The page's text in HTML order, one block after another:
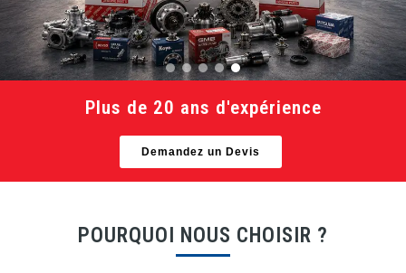
Plus de 20 ans d'expérience
Demandez un Devis
POURQUOI NOUS CHOISIR ?